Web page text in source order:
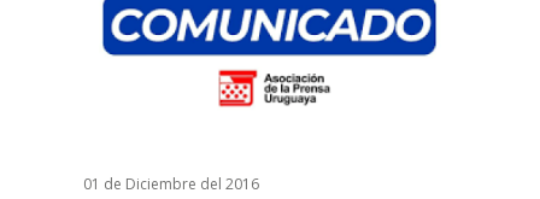
01 de Diciembre del 2016